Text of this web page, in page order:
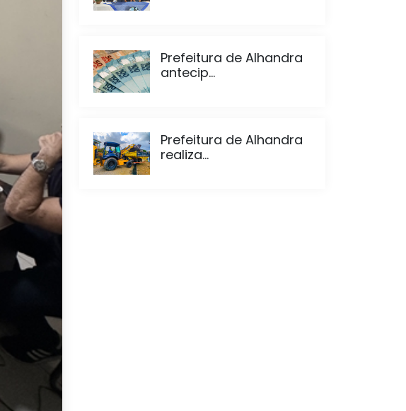
Prefeitura de Alhandra
antecip...
Prefeitura de Alhandra
realiza...